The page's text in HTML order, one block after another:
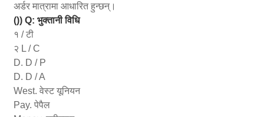
अर्डर मात्रामा आधारित हुन्छन्।
()) Q: भुक्तानी विधि
१ / टी
२ L / C
D. D / P
D. D / A
West. वेस्ट यूनियन
Pay. पेपैल